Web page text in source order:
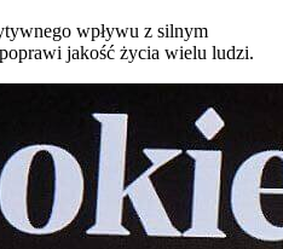
wpływu z silnym
jakość życia wielu ludzi.